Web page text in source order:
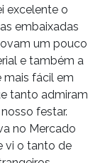
excelente o
embaixadas
um pouco
e também a
mais fácil em
tanto admiram
festar.
no Mercado
vi o tanto de